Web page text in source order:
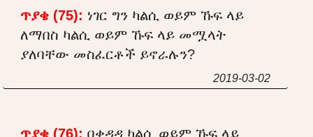
ጥያቄ (75): ነገር ግን ካልሲ ወይም ኹፍ ላይ
ለማበስ ካልሲ ወይም ኹፍ ላይ መሟላት
ያለባቸው መስፈርቶች ይኖራሉን?
2019-03-02
ጥያቄ (76): በቀዳዳ ካልሲ ወይም ኹፍ ላይ